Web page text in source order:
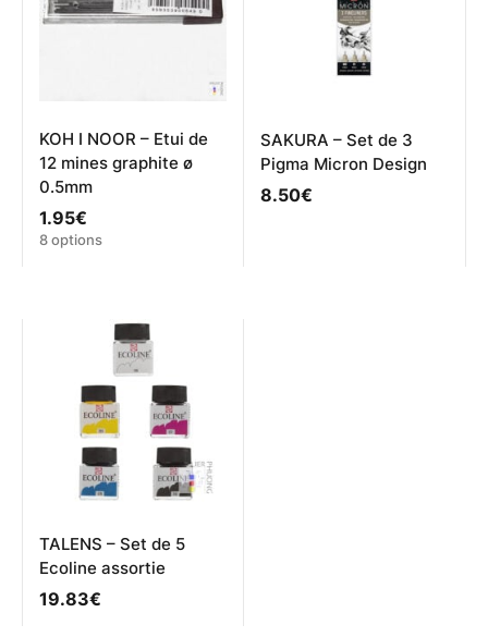
être
choisies
produit
KOH I NOOR – Etui de
12 mines graphite ø
0.5mm
1.95€
Ce
variations.
peuvent
choisies
page
produit
8 options
SAKURA – Set de 3
Pigma Micron Design
8.50€
TALENS – Set de 5
Ecoline assortie
19.83€